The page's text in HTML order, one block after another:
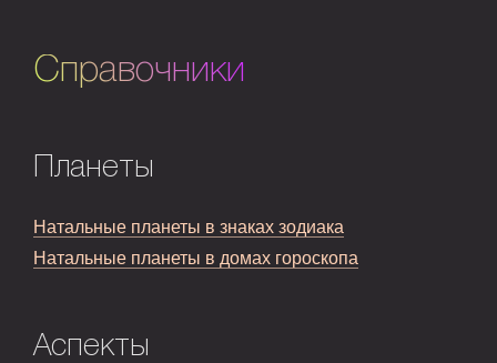
Справочники
Планеты
Натальные планеты в знаках зодиака
Натальные планеты в домах гороскопа
Аспекты